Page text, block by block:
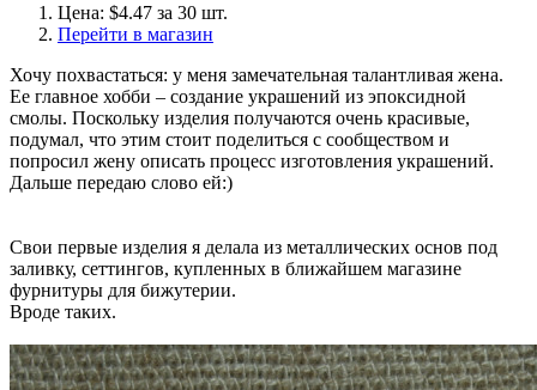
Цена: $4.47 за 30 шт.
Перейти в магазин
Хочу похвастаться: у меня замечательная талантливая жена.
Ее главное хобби – создание украшений из эпоксидной
смолы. Поскольку изделия получаются очень красивые,
подумал, что этим стоит поделиться с сообществом и
попросил жену описать процесс изготовления украшений.
Дальше передаю слово ей:)
Свои первые изделия я делала из металлических основ под
заливку, сеттингов, купленных в ближайшем магазине
фурнитуры для бижутерии.
Вроде таких.